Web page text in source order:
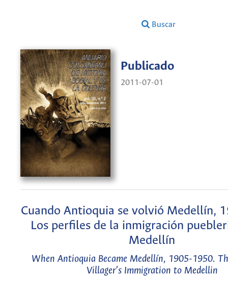
Buscar
Publicado
2011-07-01
Cuando Antioquia se volvió Medellín,
Los perfiles de la inmigración
Medellín
When Antioquia Became Medellín, 1905-1950.
Villager’s Immigration to Medellin